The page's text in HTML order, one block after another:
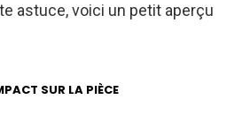
astuce, voici un petit aperçu
SUR LA PIÈCE